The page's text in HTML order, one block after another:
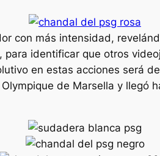
con más intensidad,
identificar que otros
en estas acciones será
de Marsella y llegó